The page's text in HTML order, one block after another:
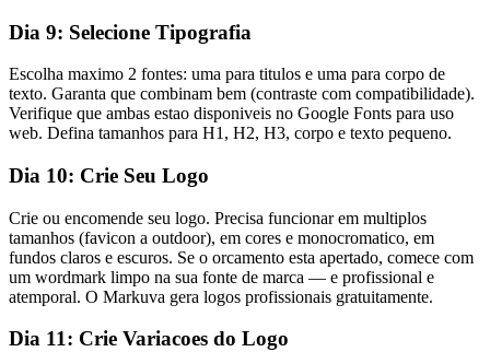
Dia 9: Selecione Tipografia
Escolha maximo 2 fontes: uma para titulos e uma para corpo de
texto. Garanta que combinam bem (contraste com compatibilidade).
Verifique que ambas estao disponiveis no Google Fonts para uso
web. Defina tamanhos para H1, H2, H3, corpo e texto pequeno.
Dia 10: Crie Seu Logo
Crie ou encomende seu logo. Precisa funcionar em multiplos
tamanhos (favicon a outdoor), em cores e monocromatico, em
fundos claros e escuros. Se o orcamento esta apertado, comece com
um wordmark limpo na sua fonte de marca — e profissional e
atemporal. O Markuva gera logos profissionais gratuitamente.
Dia 11: Crie Variacoes do Logo